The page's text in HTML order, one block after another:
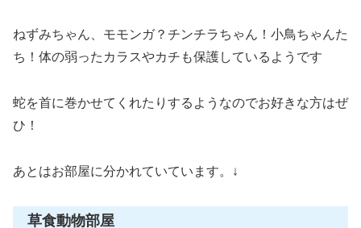
ねずみちゃん、モモンガ？チンチラちゃん！小鳥ちゃんた
ち！体の弱ったカラスやカチも保護しているようです
蛇を首に巻かせてくれたりするようなのでお好きな方はぜ
ひ！
あとはお部屋に分かれていています。↓
草食動物部屋